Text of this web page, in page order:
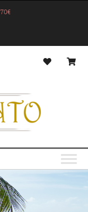
70€